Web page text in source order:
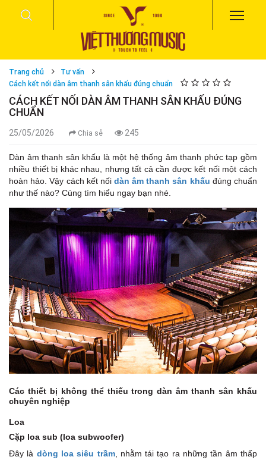
Trang chủ
Tư vấn
Cách kết nối dàn âm thanh sân khấu đúng chuẩn
CÁCH KẾT NỐI DÀN ÂM THANH SÂN KHẤU ĐÚNG
CHUẨN
25/05/2026 Chia sẻ 245
Dàn âm thanh sân khấu là một hệ thống âm thanh phức tạp gồm
nhiều thiết bị khác nhau, nhưng tất cả cần được kết nối một cách
hoàn hảo. Vậy cách kết nối dàn âm thanh sân khấu đúng chuẩn
như thế nào? Cùng tìm hiểu ngay bạn nhé.
Các thiết bị không thể thiếu trong dàn âm thanh sân khấu
chuyên nghiệp
Loa
Cặp loa sub (loa subwoofer)
Đây là dòng loa siêu trầm, nhằm tái tạo ra những tần âm thấp